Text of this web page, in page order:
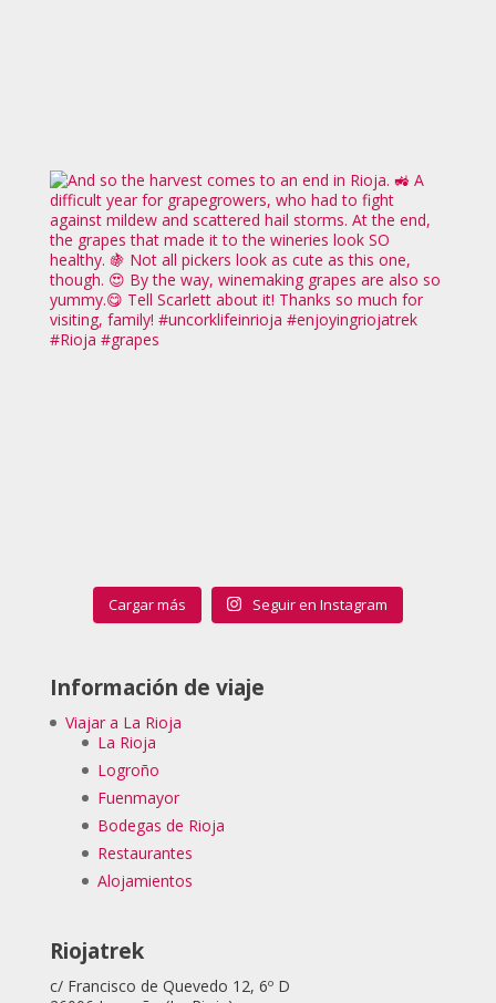
Cargar más Seguir en Instagram
Información de viaje
Viajar a La Rioja
La Rioja
Logroño
Fuenmayor
Bodegas de Rioja
Restaurantes
Alojamientos
Riojatrek
c/ Francisco de Quevedo 12, 6º D